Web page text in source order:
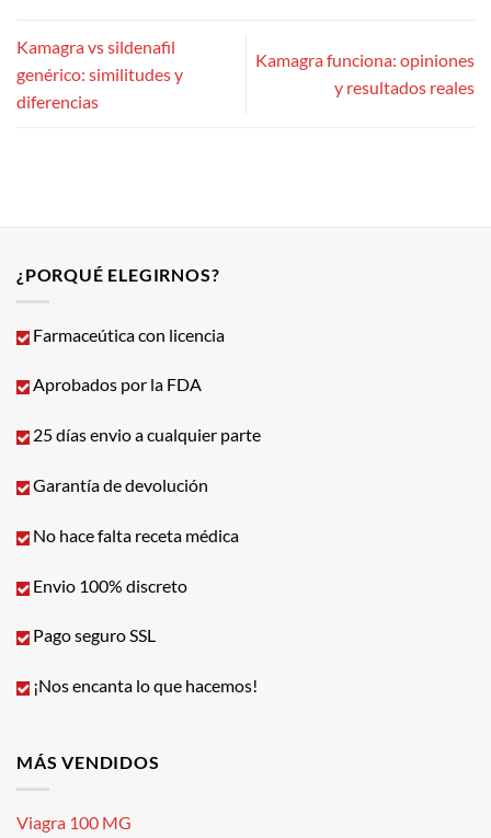
Kamagra vs sildenafil
genérico: similitudes y
diferencias
Kamagra funciona: opiniones
y resultados reales
¿PORQUÉ ELEGIRNOS?
Farmaceútica con licencia
Aprobados por la FDA
25 días envio a cualquier parte
Garantía de devolución
No hace falta receta médica
Envio 100% discreto
Pago seguro SSL
¡Nos encanta lo que hacemos!
MÁS VENDIDOS
Viagra 100 MG